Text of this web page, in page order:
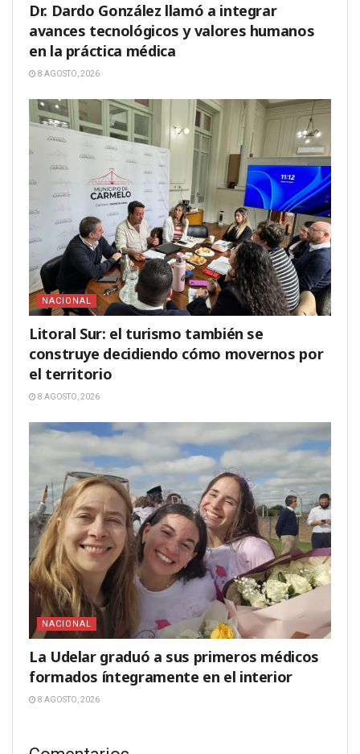
Dr. Dardo González llamó a integrar
avances tecnológicos y valores humanos
en la práctica médica
8 AGOSTO, 2026
NACIONAL
Litoral Sur: el turismo también se
construye decidiendo cómo movernos por
el territorio
8 AGOSTO, 2026
NACIONAL
La Udelar graduó a sus primeros médicos
formados íntegramente en el interior
8 AGOSTO, 2026